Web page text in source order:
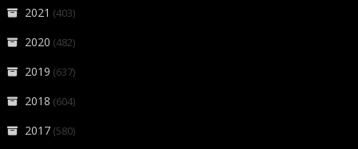
2021 (403)
2020 (482)
2019 (637)
2018 (604)
2017 (580)